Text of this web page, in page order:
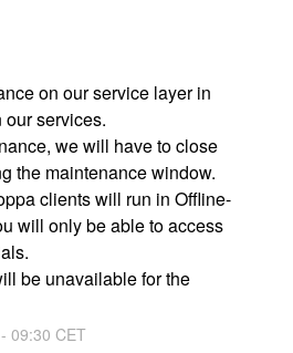
on our service layer in
services.
we will have to close
the maintenance window.
clients will run in Offline-
will only be able to access
be unavailable for the
- 09:30 CET